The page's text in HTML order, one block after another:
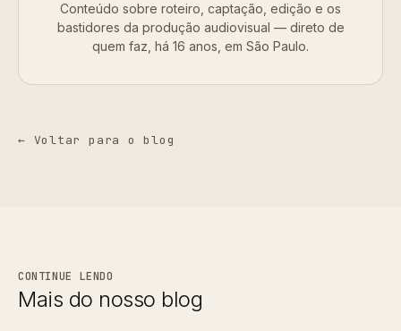
Conteúdo sobre roteiro, captação, edição e os
bastidores da produção audiovisual — direto de
quem faz, há 16 anos, em São Paulo.
← Voltar para o blog
CONTINUE LENDO
Mais do nosso blog